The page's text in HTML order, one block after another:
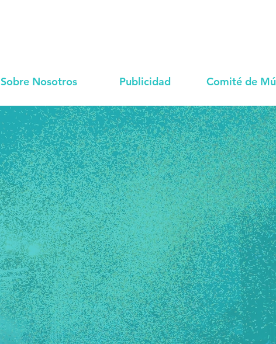
Sobre Nosotros Publicidad Comité de
MÚSICA QUE TE
CON DIOS!